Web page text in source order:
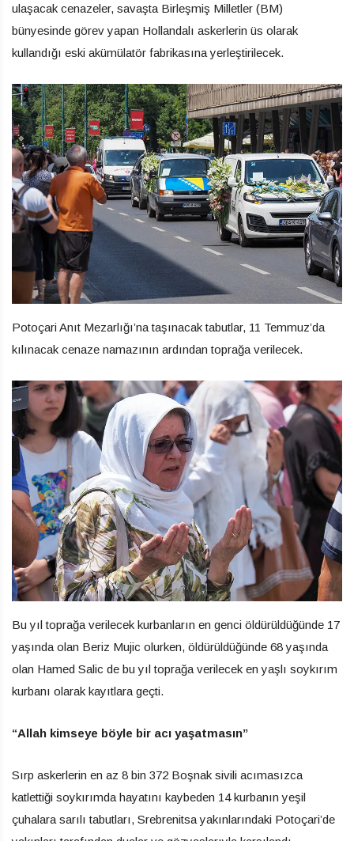
ulaşacak cenazeler, savaşta Birleşmiş Milletler (BM)
bünyesinde görev yapan Hollandalı askerlerin üs olarak
kullandığı eski akümülatör fabrikasına yerleştirilecek.
Potoçari Anıt Mezarlığı’na taşınacak tabutlar, 11 Temmuz’da
kılınacak cenaze namazının ardından toprağa verilecek.
Bu yıl toprağa verilecek kurbanların en genci öldürüldüğünde 17
yaşında olan Beriz Mujic olurken, öldürüldüğünde 68 yaşında
olan Hamed Salic de bu yıl toprağa verilecek en yaşlı soykırım
kurbanı olarak kayıtlara geçti.
“Allah kimseye böyle bir acı yaşatmasın”
Sırp askerlerin en az 8 bin 372 Boşnak sivili acımasızca
katlettiği soykırımda hayatını kaybeden 14 kurbanın yeşil
çuhalara sarılı tabutları, Srebrenitsa yakınlarındaki Potoçari’de